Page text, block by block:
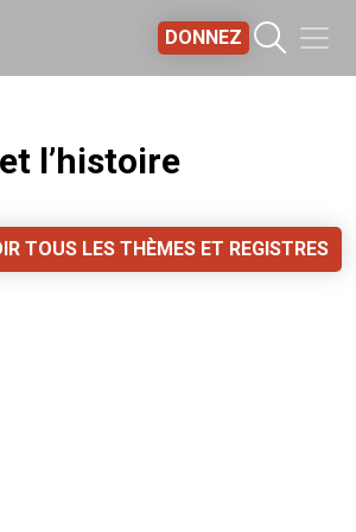
DONNEZ
l’histoire
TOUS LES THÈMES ET REGISTRES